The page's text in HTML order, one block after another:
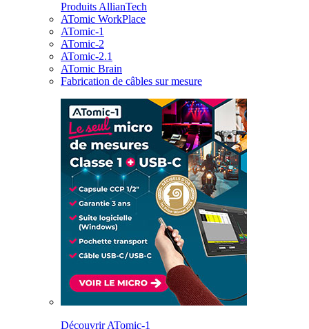
Produits AllianTech
ATomic WorkPlace
ATomic-1
ATomic-2
ATomic-2.1
ATomic Brain
Fabrication de câbles sur mesure
Découvrir ATomic-1